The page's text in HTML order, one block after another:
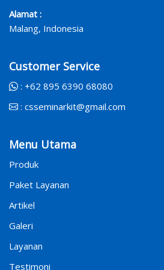
Alamat :
Malang, Indonesia
Customer Service
: +62 895 6390 68080
: csseminarkit@gmail.com
Menu Utama
Produk
Paket Layanan
Artikel
Galeri
Layanan
Testimoni